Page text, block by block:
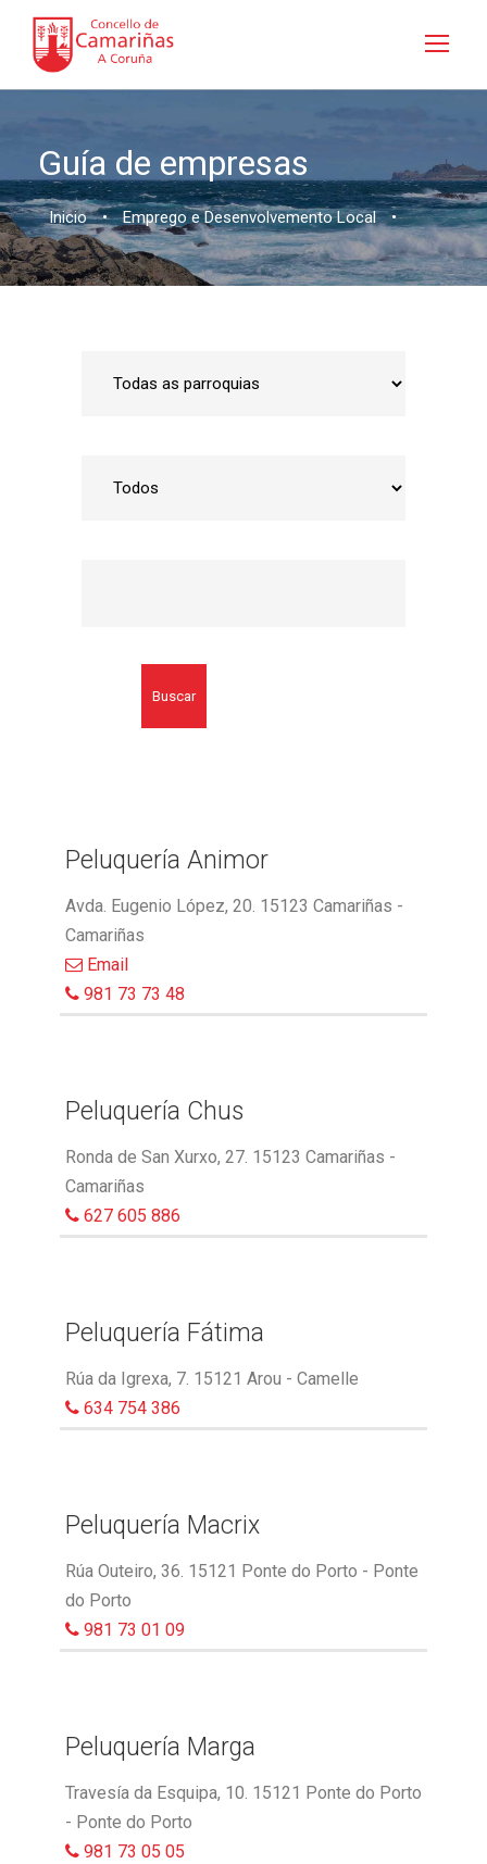
Guía de empresas
Inicio • Emprego e Desenvolvemento Local •
Buscar
Peluquería Animor
Avda. Eugenio López, 20. 15123 Camariñas -
Camariñas
Email
981 73 73 48
Peluquería Chus
Ronda de San Xurxo, 27. 15123 Camariñas -
Camariñas
627 605 886
Peluquería Fátima
Rúa da Igrexa, 7. 15121 Arou - Camelle
634 754 386
Peluquería Macrix
Rúa Outeiro, 36. 15121 Ponte do Porto - Ponte
do Porto
981 73 01 09
Peluquería Marga
Travesía da Esquipa, 10. 15121 Ponte do Porto
- Ponte do Porto
981 73 05 05